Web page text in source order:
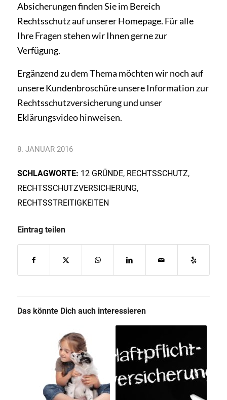
Absicherungen finden Sie im Bereich
Rechtsschutzauf unserer Homepage. Für alle
Ihre Fragen stehen wir Ihnen gerne zur
Verfügung.
Ergänzend zu dem Thema möchten wir noch auf
unsereKundenbroschüreunsereInformationzur
Rechtsschutzversicherung und unser
Eklärungsvideohinweisen.
8. JANUAR 2016
SCHLAGWORTE: 12 GRÜNDE, RECHTSSCHUTZ,
RECHTSSCHUTZVERSICHERUNG,
RECHTSSTREITIGKEITEN
Eintrag teilen
Das könnte Dich auch interessieren